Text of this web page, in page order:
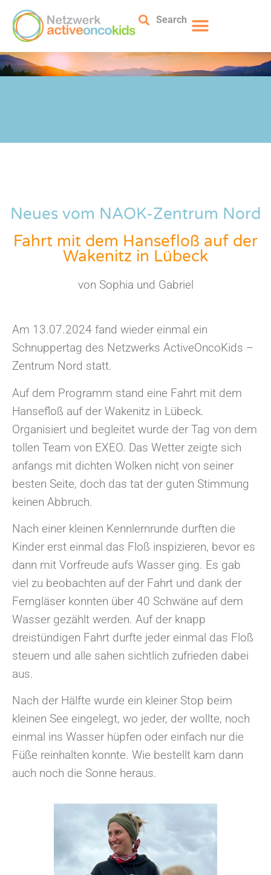
Search
Neues vom NAOK-Zentrum Nord
Fahrt mit dem Hansefloß auf der
Wakenitz in Lübeck
von Sophia und Gabriel
Am 13.07.2024 fand wieder einmal ein
Schnuppertag des Netzwerks ActiveOncoKids –
Zentrum Nord statt.
Auf dem Programm stand eine Fahrt mit dem
Hansefloß auf der Wakenitz in Lübeck.
Organisiert und begleitet wurde der Tag von dem
tollen Team von EXEO. Das Wetter zeigte sich
anfangs mit dichten Wolken nicht von seiner
besten Seite, doch das tat der guten Stimmung
keinen Abbruch.
Nach einer kleinen Kennlernrunde durften die
Kinder erst einmal das Floß inspizieren, bevor es
dann mit Vorfreude aufs Wasser ging. Es gab
viel zu beobachten auf der Fahrt und dank der
Ferngläser konnten über 40 Schwäne auf dem
Wasser gezählt werden. Auf der knapp
dreistündigen Fahrt durfte jeder einmal das Floß
steuern und alle sahen sichtlich zufrieden dabei
aus.
Nach der Hälfte wurde ein kleiner Stop beim
kleinen See eingelegt, wo jeder, der wollte, noch
einmal ins Wasser hüpfen oder einfach nur die
Füße reinhalten konnte. Wie bestellt kam dann
auch noch die Sonne heraus.